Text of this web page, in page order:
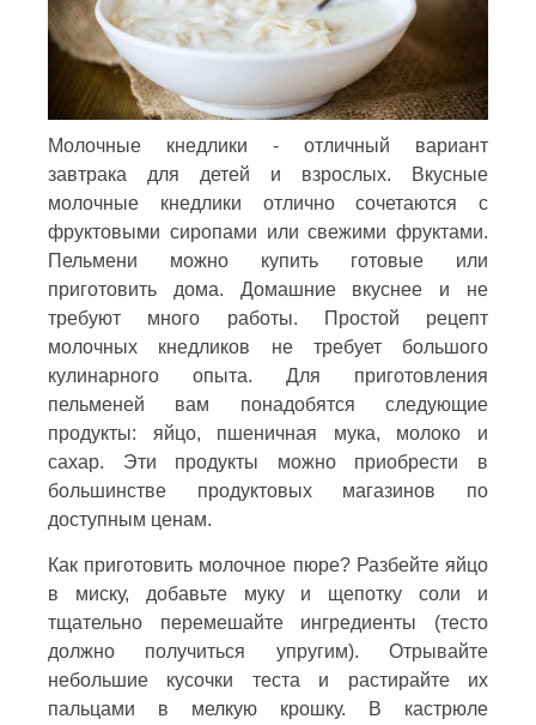
Молочные кнедлики - отличный вариант
завтрака для детей и взрослых. Вкусные
молочные кнедлики отлично сочетаются с
фруктовыми сиропами или свежими фруктами.
Пельмени можно купить готовые или
приготовить дома. Домашние вкуснее и не
требуют много работы. Простой рецепт
молочных кнедликов не требует большого
кулинарного опыта. Для приготовления
пельменей вам понадобятся следующие
продукты: яйцо, пшеничная мука, молоко и
сахар. Эти продукты можно приобрести в
большинстве продуктовых магазинов по
доступным ценам.
Как приготовить молочное пюре? Разбейте яйцо
в миску, добавьте муку и щепотку соли и
тщательно перемешайте ингредиенты (тесто
должно получиться упругим). Отрывайте
небольшие кусочки теста и растирайте их
пальцами в мелкую крошку. В кастрюле